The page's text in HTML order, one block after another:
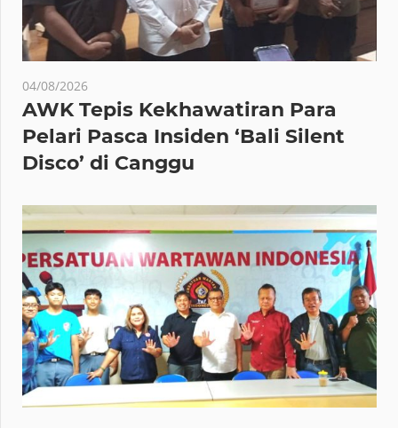
04/08/2026
AWK Tepis Kekhawatiran Para
Pelari Pasca Insiden ‘Bali Silent
Disco’ di Canggu